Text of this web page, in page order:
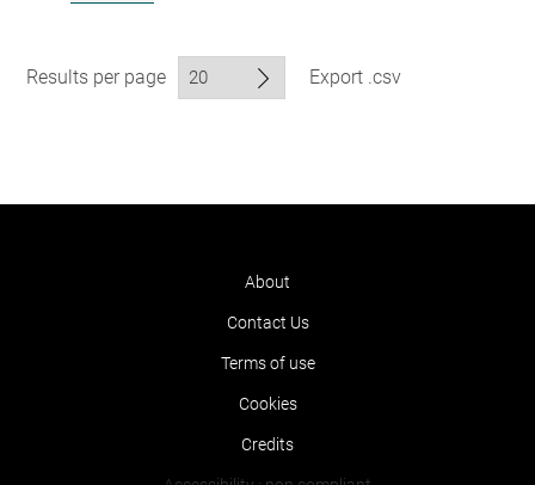
Results per page Export .csv
About
Contact Us
Terms of use
Cookies
Credits